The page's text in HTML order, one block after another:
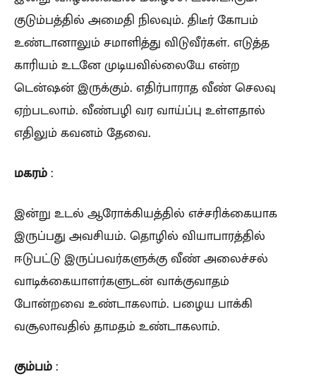
குடும்பத்தில் அமைதி நிலவும். திடீர் கோபம்
உண்டானாலும் சமாளித்து விடுவீர்கள். எடுத்த
காரியம் உடனே முடியவில்லையே என்ற
டென்ஷன் இருக்கும். எதிர்பாராத வீண் செலவு
ஏற்படலாம். வீண்பழி வர வாய்ப்பு உள்ளதால்
எதிலும் கவனம் தேவை.
மகரம் :
இன்று உடல் ஆரோக்கியத்தில் எச்சரிக்கையாக
இருப்பது அவசியம். தொழில் வியாபாரத்தில்
ஈடுபட்டு இருப்பவர்களுக்கு வீண் அலைச்சல்
வாடிக்கையாளர்களுடன் வாக்குவாதம்
போன்றவை உண்டாகலாம். பழைய பாக்கி
வசூலாவதில் தாமதம் உண்டாகலாம்.
கும்பம் :